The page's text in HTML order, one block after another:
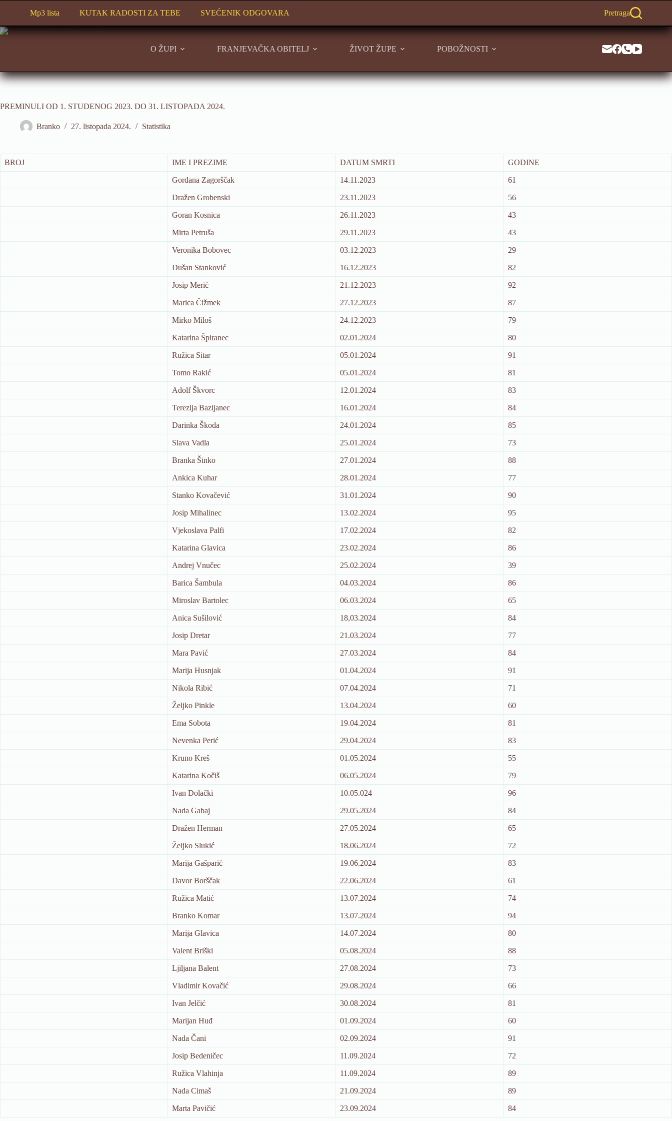
Mp3 lista KUTAK RADOSTI ZA TEBE SVEĆENIK ODGOVARA Pretraga
O ŽUPI FRANJEVAČKA OBITELJ ŽIVOT ŽUPE POBOŽNOSTI
PREMINULI OD 1. STUDENOG 2023. DO 31. LISTOPADA 2024.
Branko 27. listopada 2024. Statistika
BROJ IME I PREZIME DATUM SMRTI GODINE
Gordana Zagorščak 14.11.2023 61
Dražen Grobenski 23.11.2023 56
Goran Kosnica 26.11.2023 43
Mirta Petruša 29.11.2023 43
Veronika Bobovec 03.12.2023 29
Dušan Stanković 16.12.2023 82
Josip Merić 21.12.2023 92
Marica Čižmek 27.12.2023 87
Mirko Miloš 24.12.2023 79
Katarina Špiranec 02.01.2024 80
Ružica Sitar 05.01.2024 91
Tomo Rakić 05.01.2024 81
Adolf Škvorc 12.01.2024 83
Terezija Bazijanec 16.01.2024 84
Darinka Škoda 24.01.2024 85
Slava Vadla 25.01.2024 73
Branka Šinko 27.01.2024 88
Ankica Kuhar 28.01.2024 77
Stanko Kovačević 31.01.2024 90
Josip Mihalinec 13.02.2024 95
Vjekoslava Palfi 17.02.2024 82
Katarina Glavica 23.02.2024 86
Andrej Vnučec 25.02.2024 39
Barica Šambula 04.03.2024 86
Miroslav Bartolec 06.03.2024 65
Anica Sušilović 18,03.2024 84
Josip Dretar 21.03.2024 77
Mara Pavić 27.03.2024 84
Marija Husnjak 01.04.2024 91
Nikola Ribić 07.04.2024 71
Željko Pinkle 13.04.2024 60
Ema Sobota 19.04.2024 81
Nevenka Perić 29.04.2024 83
Kruno Kreš 01.05.2024 55
Katarina Kočiš 06.05.2024 79
Ivan Dolački 10.05.024 96
Nada Gabaj 29.05.2024 84
Dražen Herman 27.05.2024 65
Željko Slukić 18.06.2024 72
Marija Gašparić 19.06.2024 83
Davor Borščak 22.06.2024 61
Ružica Matić 13.07.2024 74
Branko Komar 13.07.2024 94
Marija Glavica 14.07.2024 80
Valent Briški 05.08.2024 88
Ljiljana Balent 27.08.2024 73
Vladimir Kovačić 29.08.2024 66
Ivan Jelčić 30.08.2024 81
Marijan Huđ 01.09.2024 60
Nada Čani 02.09.2024 91
Josip Bedeničec 11.09.2024 72
Ružica Vlahinja 11.09.2024 89
Nada Cimaš 21.09.2024 89
Marta Pavičić 23.09.2024 84